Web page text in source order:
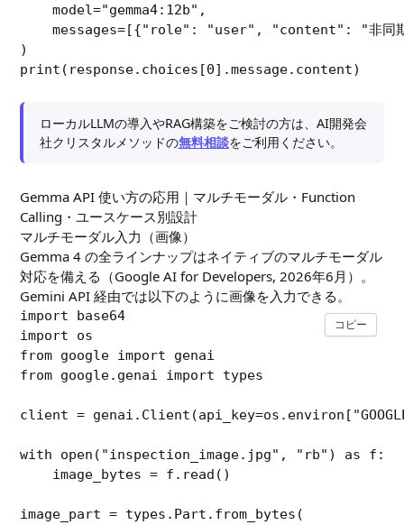
    model="gemma4:12b",
messages=[{"role": "user", "content": "非同
)
ローカルLLMの導入やRAG構築をご検討の方は、AI開発会
社クリスタルメソッドの無料相談をご利用ください。
Gemma API 使い方の応用｜マルチモーダル・Function
Calling・ユースケース別設計
マルチモーダル入力（画像）
Gemma 4 の全ラインナップはネイティブのマルチモーダル
対応を備える（Google AI for Developers, 2026年6月）。
Gemini API 経由では以下のように画像を入力できる。
import base64
import os
from google import genai
from google.genai import types
client =
with open("inspection_image.jpg", "rb") as f:
    image_bytes = f.read()
image_part = types.Part.from_bytes(
コピー